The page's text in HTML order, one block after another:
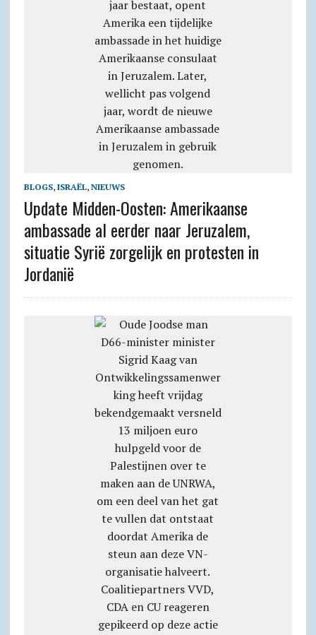
BLOGS, ISRAËL, NIEUWS
Update Midden-Oosten: Amerikaanse
ambassade al eerder naar Jeruzalem,
situatie Syrië zorgelijk en protesten in
Jordanië